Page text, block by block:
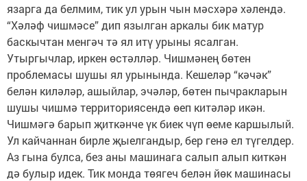
язарга да белмим, тик ул урын чын мәсхәрә хәлендә.
“Хәләф чишмәсе” дип язылган аркалы бик матур
баскычтан менгәч тә ял итү урыны ясалган.
Утыргычлар, иркен өстәлләр. Чишмәнең бөтен
проблемасы шушы ял урынында. Кешеләр “кәчәк”
белән киләләр, ашыйлар, эчәләр, бөтен пычракларын
шушы чишмә территориясендә өеп китәләр икән.
Чишмәгә барып җиткәнче үк биек чүп өеме каршылый.
Ул кайчаннан бирле җыелгандыр, бер генә ел түгелдер.
Аз гына булса, без аны машинага салып алып киткән
дә булыр идек. Тик монда төягеч белән йөк машинасы